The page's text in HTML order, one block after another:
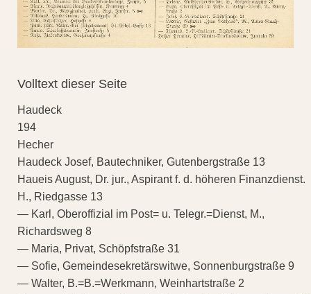
Volltext dieser Seite
Haudeck
194
Hecher
Haudeck Josef, Bautechniker, Gutenbergstraße 13
Haueis August, Dr. jur., Aspirant f. d. höheren Finanzdienst.
H., Riedgasse 13
— Karl, Oberoffizial im Post= u. Telegr.=Dienst, M.,
Richardsweg 8
— Maria, Privat, Schöpfstraße 31
— Sofie, Gemeindesekretärswitwe, Sonnenburgstraße 9
— Walter, B.=B.=Werkmann, Weinhartstraße 2